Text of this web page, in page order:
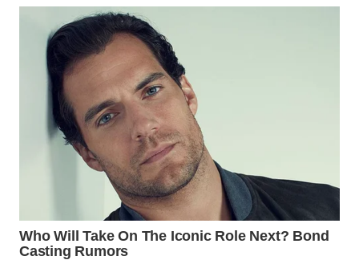
CIREBON
WN
INDRAMAYU
WN
KUNINGAN
WN